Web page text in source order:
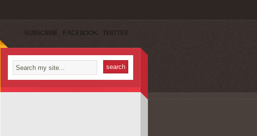
SUBSCRIBE FACEBOOK TWITTER